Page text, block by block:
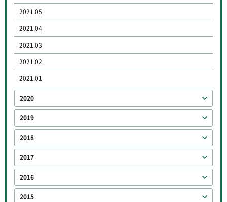
2021.05
2021.04
2021.03
2021.02
2021.01
2020
2019
2018
2017
2016
2015